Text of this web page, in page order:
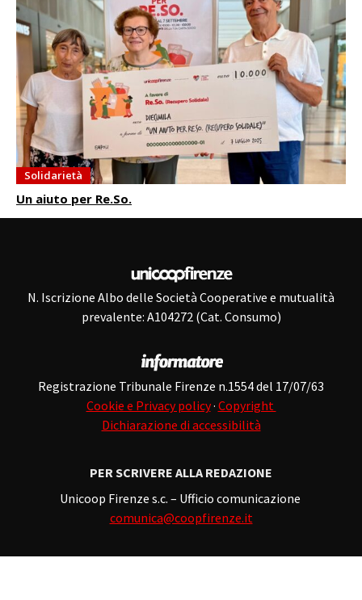
Solidarietà
Un aiuto per Re.So.
N. Iscrizione Albo delle Società Cooperative e mutualità
prevalente: A104272 (Cat. Consumo)
Registrazione Tribunale Firenze n.1554 del 17/07/63
Cookie e Privacy policy· Copyright
Dichiarazione di accessibilità
PER SCRIVERE ALLA REDAZIONE
Unicoop Firenze s.c. – Ufficio comunicazione
comunica@coopfirenze.it